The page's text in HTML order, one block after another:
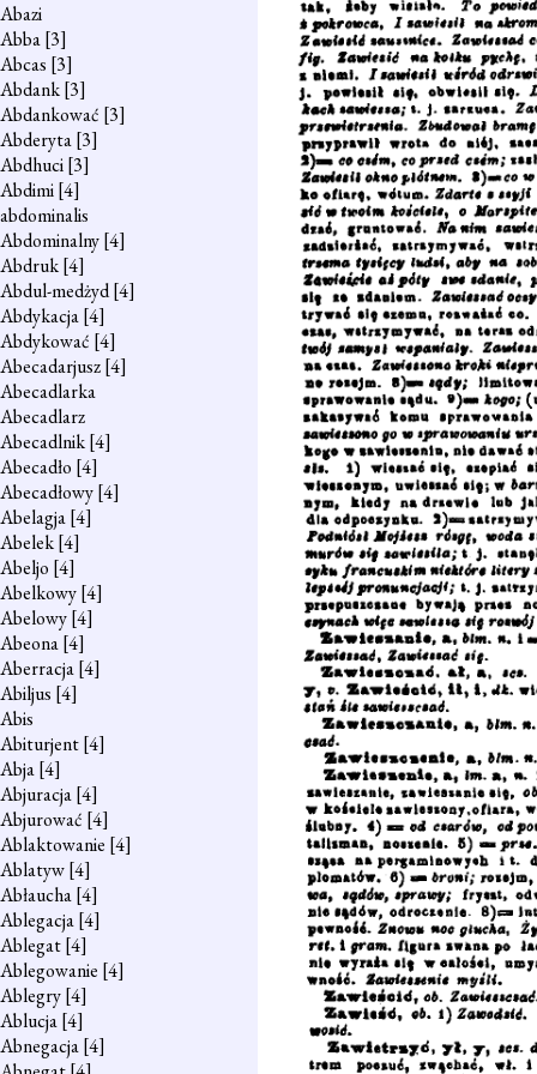
Abazi
Abba[3]
Abcas [3]
Abdank[3]
Abdankować [3]
Abderyta[3]
Abdhuci[3]
Abdimi[4]
abdominalis
Abdominalny[4]
Abdruk[4]
Abdul-medżyd[4]
Abdykacja[4]
Abdykować [4]
Abecadarjusz[4]
Abecadlarka
Abecadlarz
Abecadlnik[4]
Abecadło [4]
Abecadłowy[4]
Abelagja[4]
Abelek[4]
Abeljo [4]
Abelkowy[4]
Abelowy[4]
Abeona[4]
Aberracja[4]
Abiljus [4]
Abis
Abiturjent[4]
Abja[4]
Abjuracja[4]
Abjurować [4]
Ablaktowanie [4]
Ablatyw[4]
Abłaucha[4]
Ablegacja[4]
Ablegat[4]
Ablegowanie [4]
Ablegry[4]
Ablucja[4]
Abnegacja[4]